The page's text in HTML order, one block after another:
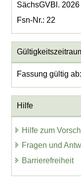
SächsGVBl. 2026
Fsn-Nr.: 22
Fassung gültig
Hilfe
Hilfe zum
Fragen und
Barrierefreiheit